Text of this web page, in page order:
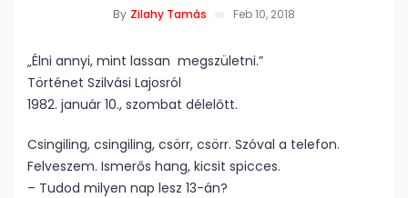
By Zilahy Tamás Feb 10, 2018
„Élni annyi, mint lassan megszületni.”
Történet Szilvási Lajosról
1982. január 10., szombat délelőtt.
Csingiling, csingiling, csörr, csörr. Szóval a telefon.
Felveszem. Ismerős hang, kicsit spicces.
– Tudod milyen nap lesz 13-án?